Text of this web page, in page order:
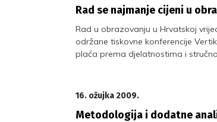
Rad se najmanje cijeni u
Rad u obrazovanju u Hrvatskoj
održane tiskovne konferencije
plaća prema djelatnostima i
16. ožujka 2009.
Metodologija i dodatne